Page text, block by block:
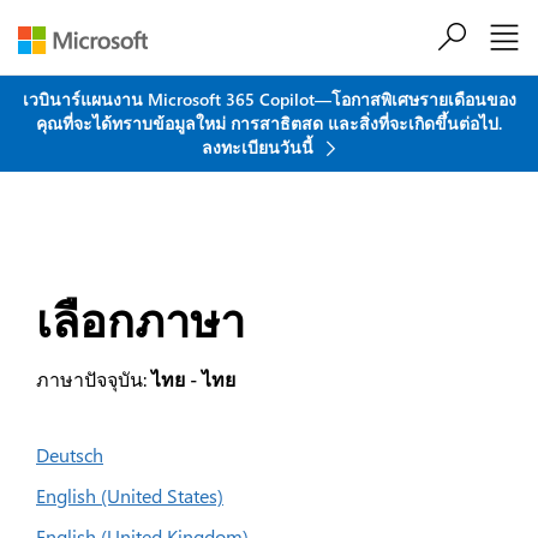
เวบินาร์แผนงาน Microsoft 365 Copilot—โอกาสพิเศษรายเดือนของ
คุณที่จะได้ทราบข้อมูลใหม่ การสาธิตสด และสิ่งที่จะเกิดขึ้นต่อไป.
ลงทะเบียนวันนี้
เลือกภาษา
ภาษาปัจจุบัน:ไทย - ไทย
Deutsch
English (United States)